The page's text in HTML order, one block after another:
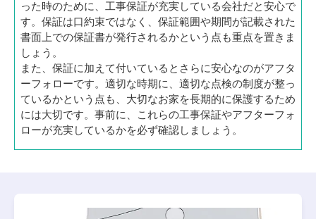
った時のために、工事保証が充実している会社だと安心で
す。保証は口約束ではなく、保証範囲や期間が記載された
書面上での保証書が発行されるかという点も重点を置きま
しょう。
また、保証に加えて付いているとさらに安心なのがアフタ
ーフォローです。適切な時期に、適切な点検の制度が整っ
ているかという点も、大切なお家を長期的に保護するため
には大切です。事前に、これらの工事保証やアフターフォ
ローが充実しているかを必ず確認しましょう。